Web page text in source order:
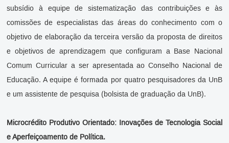
subsídio à equipe de sistematização das contribuições e às
comissões de especialistas das áreas do conhecimento com o
objetivo de elaboração da terceira versão da proposta de direitos
e objetivos de aprendizagem que configuram a Base Nacional
Comum Curricular a ser apresentada ao Conselho Nacional de
Educação. A equipe é formada por quatro pesquisadores da UnB
e um assistente de pesquisa (bolsista de graduação da UnB).
Microcrédito Produtivo Orientado: Inovações de Tecnologia Social
e Aperfeiçoamento de Política.